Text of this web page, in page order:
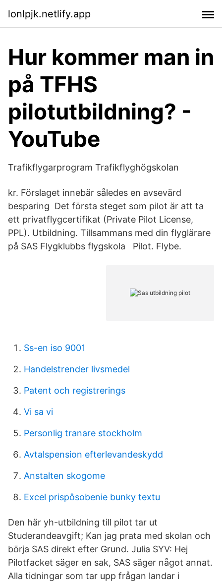
lonlpjk.netlify.app
Hur kommer man in
på TFHS
pilotutbildning? -
YouTube
Trafikflygarprogram Trafikflyghögskolan
kr. Förslaget innebär således en avsevärd
besparing Det första steget som pilot är att ta
ett privatflygcertifikat (Private Pilot License,
PPL). Utbildning. Tillsammans med din flyglärare
på SAS Flygklubbs flygskola Pilot. Flybe.
Ss-en iso 9001
Handelstrender livsmedel
Patent och registrerings
Vi sa vi
Personlig tranare stockholm
Avtalspension efterlevandeskydd
Anstalten skogome
Excel prispôsobenie bunky textu
Den här yh-utbildning till pilot tar ut
Studerandeavgift; Kan jag prata med skolan och
börja SAS direkt efter Grund. Julia SYV: Hej
Pilotfacket säger en sak, SAS säger något annat.
Alla tidningar som tar upp frågan landar i